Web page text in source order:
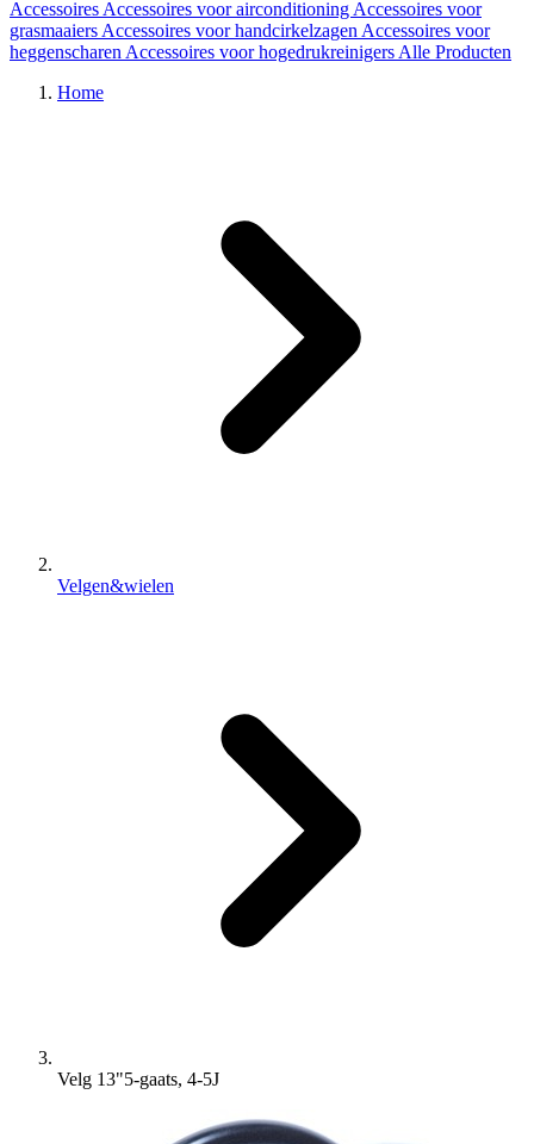
Accessoires Accessoires voor airconditioning Accessoires voor
grasmaaiers Accessoires voor handcirkelzagen Accessoires voor
heggenscharen Accessoires voor hogedrukreinigers Alle Producten
Home
Velgen&wielen
Velg 13"5-gaats, 4-5J